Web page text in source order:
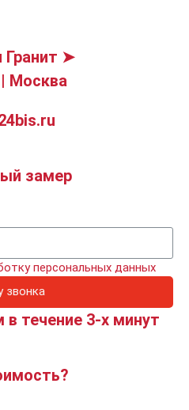
Гранит ➤
Москва
замер
персональных данных
звонка
течение 3-х минут